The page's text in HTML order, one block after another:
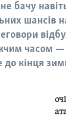
бачу
шансів
часом —
до кінця